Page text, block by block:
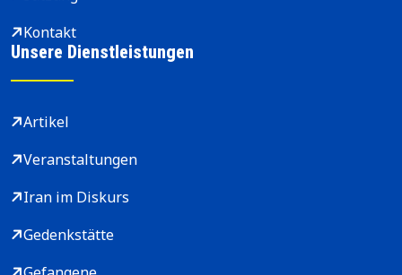
Kontakt
Unsere Dienstleistungen
Artikel
Veranstaltungen
Iran im Diskurs
Gedenkstätte